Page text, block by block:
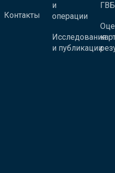
Контакты
и
операции
Исследования
и публикации
ГВБ